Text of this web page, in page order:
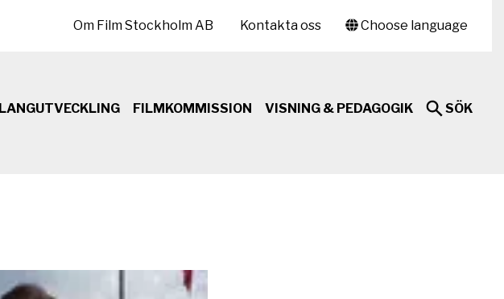
Choose language
Om Film Stockholm AB Kontakta oss
FILMKOMMISSION VISNING & PEDAGOGIK SÖK